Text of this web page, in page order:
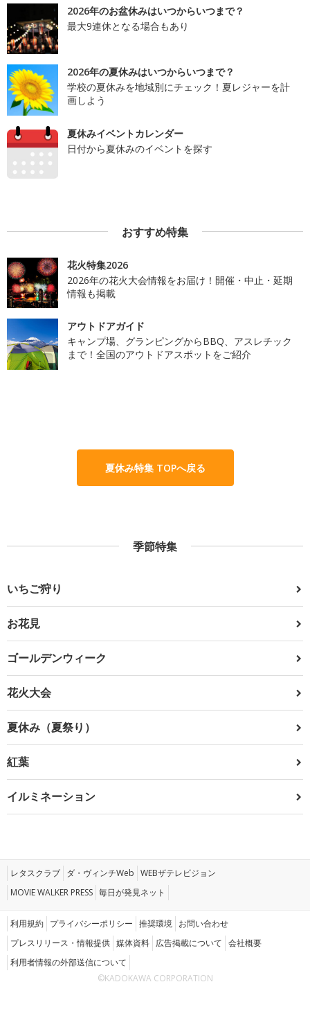
2026年のお盆休みはいつからいつまで？
最大9連休となる場合もあり
2026年の夏休みはいつからいつまで？
学校の夏休みを地域別にチェック！夏レジャーを計
画しよう
夏休みイベントカレンダー
日付から夏休みのイベントを探す
おすすめ特集
花火特集2026
2026年の花火大会情報をお届け！開催・中止・延期
情報も掲載
アウトドアガイド
キャンプ場、グランピングからBBQ、アスレチック
まで！全国のアウトドアスポットをご紹介
夏休み特集 TOPへ戻る
季節特集
いちご狩り
お花見
ゴールデンウィーク
花火大会
夏休み（夏祭り）
紅葉
イルミネーション
レタスクラブ ダ・ヴィンチWeb WEBザテレビジョン
MOVIE WALKER PRESS 毎日が発見ネット
利用規約 プライバシーポリシー 推奨環境 お問い合わせ
プレスリリース・情報提供 媒体資料 広告掲載について 会社概要
利用者情報の外部送信について
©KADOKAWA CORPORATION